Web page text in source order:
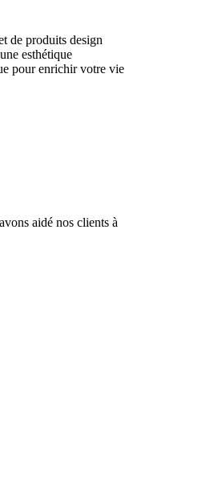
de produits design
esthétique
pour enrichir votre vie
aidé nos clients à